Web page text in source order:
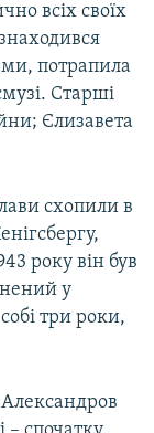
всіх своїх
потрапила
Старші
Єлизавета
схопили в
року він був
у
три роки,
Александров